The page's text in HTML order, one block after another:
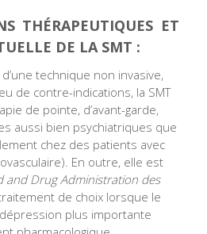
THÉRAPEUTIQUES ET
DE LA SMT :
d’une technique non invasive,
de contre-indications, la SMT
de pointe, d’avant-garde,
aussi bien psychiatriques que
chez des patients avec
En outre, elle est
and Drug Administration des
de choix lorsque le
plus importante